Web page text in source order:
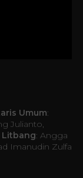
Umum:
Julianto,
Litbang: Angga
Imanudin Zulfa